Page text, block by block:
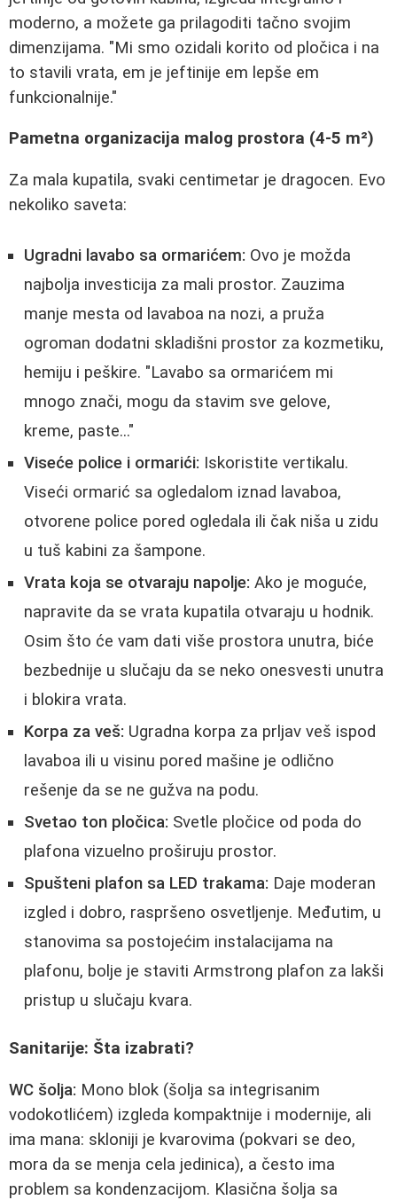
moderno, a možete ga prilagoditi tačno svojim
dimenzijama. "Mi smo ozidali korito od pločica i na
to stavili vrata, em je jeftinije em lepše em
funkcionalnije."
Pametna organizacija malog prostora (4-5 m²)
Za mala kupatila, svaki centimetar je dragocen. Evo
nekoliko saveta:
Ugradni lavabo sa ormarićem: Ovo je možda
najbolja investicija za mali prostor. Zauzima
manje mesta od lavaboa na nozi, a pruža
ogroman dodatni skladišni prostor za kozmetiku,
hemiju i peškire. "Lavabo sa ormarićem mi
mnogo znači, mogu da stavim sve gelove,
kreme, paste..."
Viseće police i ormarići: Iskoristite vertikalu.
Viseći ormarić sa ogledalom iznad lavaboa,
otvorene police pored ogledala ili čak niša u zidu
u tuš kabini za šampone.
Vrata koja se otvaraju napolje: Ako je moguće,
napravite da se vrata kupatila otvaraju u hodnik.
Osim što će vam dati više prostora unutra, biće
bezbednije u slučaju da se neko onesvesti unutra
i blokira vrata.
Korpa za veš: Ugradna korpa za prljav veš ispod
lavaboa ili u visinu pored mašine je odlično
rešenje da se ne gužva na podu.
Svetao ton pločica: Svetle pločice od poda do
plafona vizuelno proširuju prostor.
Spušteni plafon sa LED trakama: Daje moderan
izgled i dobro, raspršeno osvetljenje. Međutim, u
stanovima sa postojećim instalacijama na
plafonu, bolje je staviti Armstrong plafon za lakši
pristup u slučaju kvara.
Sanitarije: Šta izabrati?
WC šolja: Mono blok (šolja sa integrisanim
vodokotlićem) izgleda kompaktnije i modernije, ali
ima mana: skloniji je kvarovima (pokvari se deo,
mora da se menja cela jedinica), a često ima
problem sa kondenzacijom. Klasična šolja sa